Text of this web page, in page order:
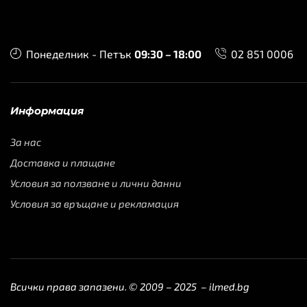
Понеделник - Петък 09:30 – 18:00 02 851 0006
Информация
За нас
Доставка и плащане
Условия за ползване и лични данни
Условия за връщане и рекламация
Всички права запазени. © 2009 – 2025 – ilmed.bg